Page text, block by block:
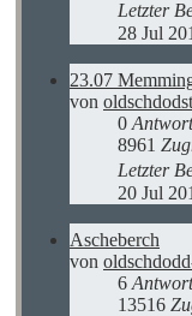
Letzter
28 Jul
23.07
von
0
8961
Letzter
20 Jul
Ascheberch
von
6
13516